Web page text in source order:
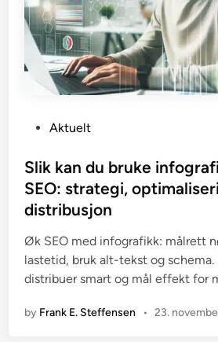
s
t
e
i
n
Aktuelt
Slik kan du bruke
SEO: strategi,
distribusjon
Øk SEO med infografikk: målrett
lastetid, bruk alt-tekst og schema.
distribuer smart og mål effekt for
by Frank E. Steffensen • 23.